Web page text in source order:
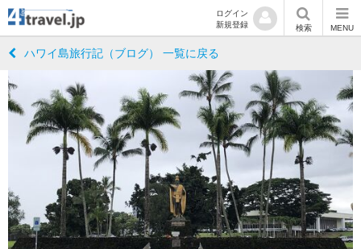
ログイン
新規登録
検索 MENU
ハワイ島旅行記（ブログ） 一覧に戻る